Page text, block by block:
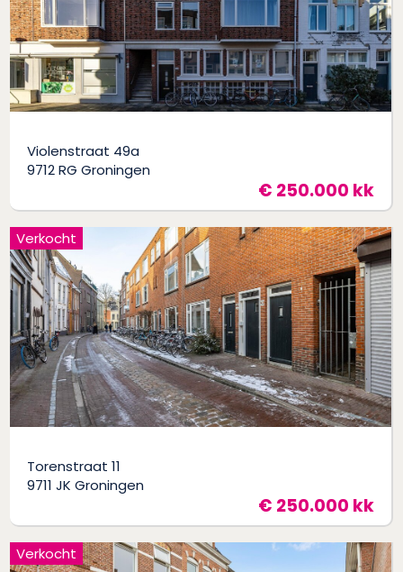
Violenstraat 49a
9712 RG Groningen
€ 250.000 kk
Torenstraat 11
9711 JK Groningen
€ 250.000 kk
Verkocht
Verkocht